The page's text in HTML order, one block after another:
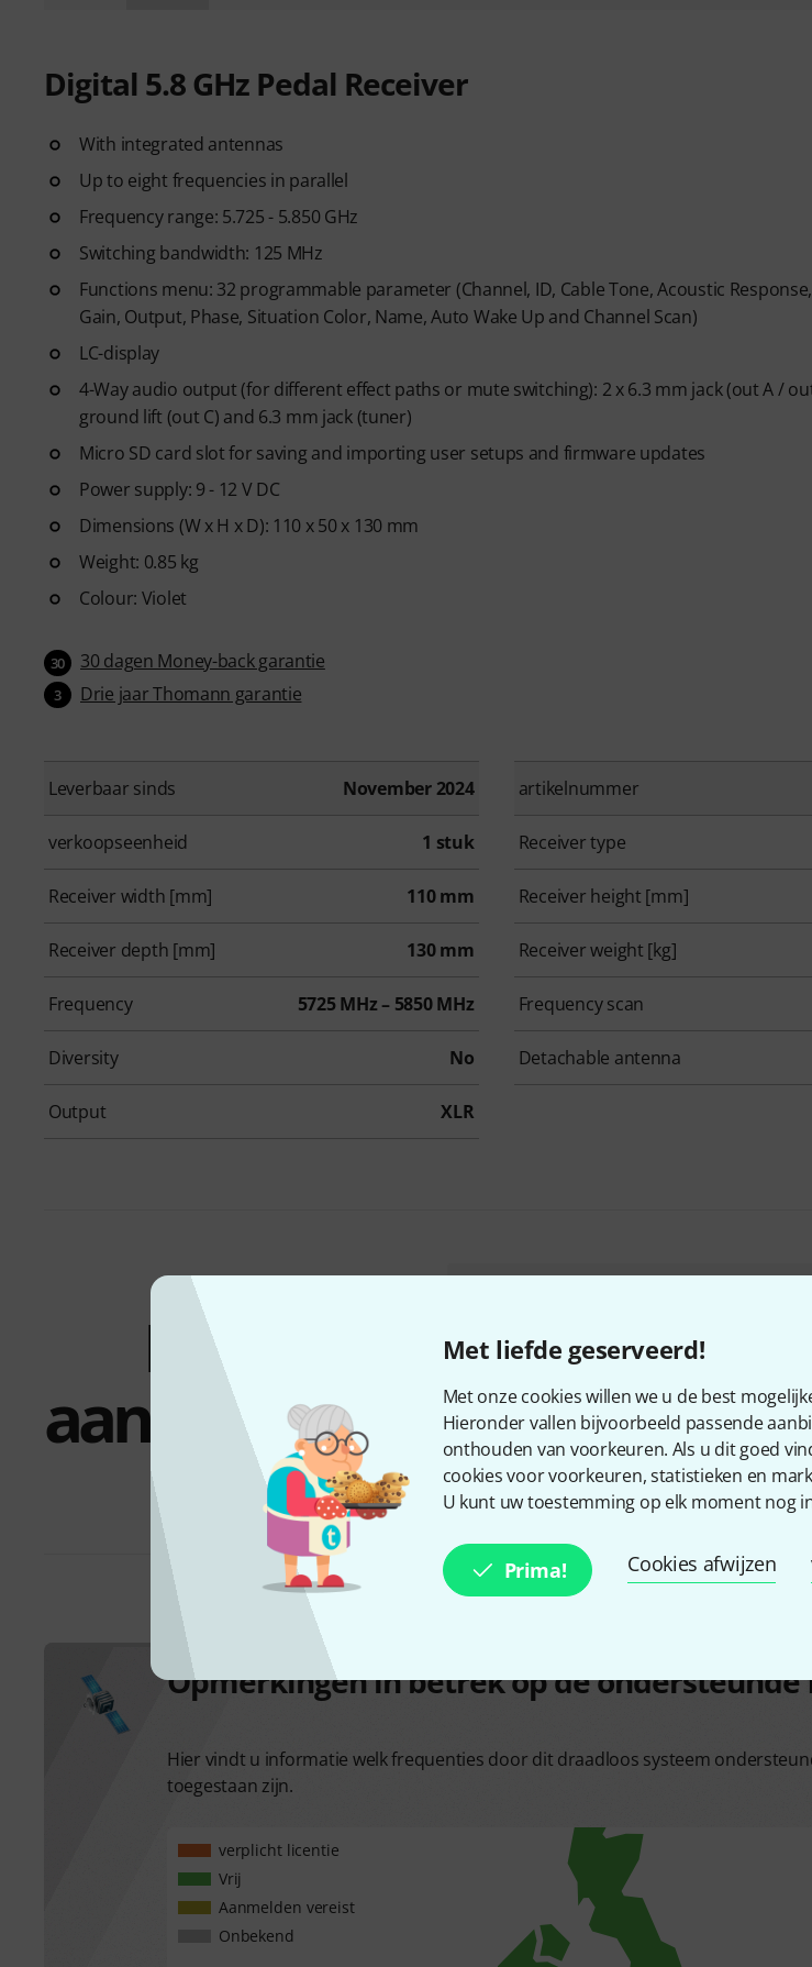
Met liefde geserveerd!
Met onze cookies willen we u de best
Hieronder vallen bijvoorbeeld passende
onthouden van voorkeuren. Als u dit goed
cookies voor voorkeuren, statistieken en
U kunt uw toestemming op elk moment nog
Prima! Cookies afwijzen
Digital 5.8 GHz Pedal Receiver
With integrated antennas
Up to eight frequencies in parallel
Frequency range: 5.725 - 5.850 GHz
Switching bandwidth: 125 MHz
Functions menu: 32 programmable parameter (Channel, ID, Cable Tone, Acoustic
Gain, Output, Phase, Situation Color, Name, Auto Wake Up and Channel Scan)
LC-display
4-Way audio output (for different effect paths or mute switching): 2 x 6.3 mm jack (out A /
ground lift (out C) and 6.3 mm jack (tuner)
Micro SD card slot for saving and importing user setups and firmware updates
Power supply: 9 - 12 V DC
Dimensions (W x H x D): 110 x 50 x 130 mm
Weight: 0.85 kg
Colour: Violet
30 30 dagen Money-back garantie
3 Drie jaar Thomann garantie
Leverbaar sinds November 2024 artikelnummer
verkoopseenheid 1 stuk Receiver type
Receiver width [mm] 110 mm Receiver height [mm]
Receiver depth [mm] 130 mm Receiver weight [kg]
Frequency 5725 MHz – 5850 MHz Frequency scan
Diversity No Detachable antenna
Output XLR
Bundels &
aanbiedingen
€ 365
Mipro ACT-5800M SM-10A Brass
€ 698
Opmerkingen in betrek op de
Hier vindt u informatie welk frequenties door dit draadloos systeem
toegestaan zijn.
verplicht licentie
Vrij
Aanmelden vereist
Onbekend